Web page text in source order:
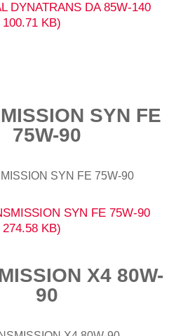
DYNATRANS DA 85W-140
KB)
SYN FE
75W-90
SYN FE 75W-90
KB)
X4 80W-
90​​